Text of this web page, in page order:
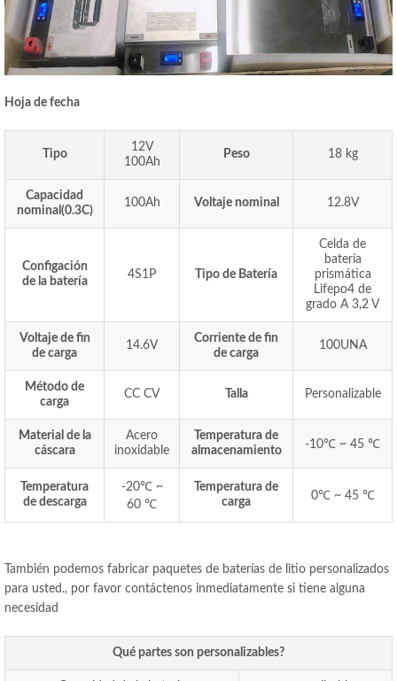
Hoja de fecha
Tipo
12V
100Ah
Peso 18 kg
Capacidad
nominal(0.3C)
100Ah Voltaje nominal 12.8V
Configación
de la batería
4S1P Tipo de Batería
Celda de
batería
prismática
Lifepo4 de
grado A 3,2 V
Voltaje de fin
de carga
14.6V
Corriente de fin
de carga
100UNA
Método de
carga
CC CV Talla Personalizable
Material de la
cáscara
Acero
inoxidable
Temperatura de
almacenamiento
-10℃ ~ 45 ℃
Temperatura
de descarga
-20℃ ~
60 ℃
Temperatura de
carga
0℃ ~ 45 ℃
También podemos fabricar paquetes de baterías de litio personalizados
para usted., por favor contáctenos inmediatamente si tiene alguna
necesidad
Qué partes son personalizables?